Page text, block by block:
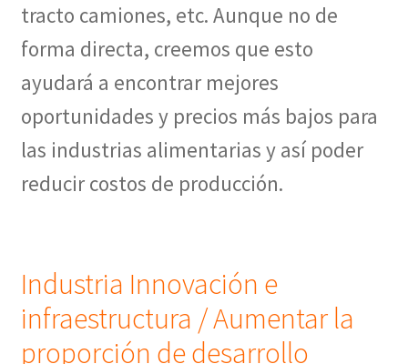
tracto camiones, etc. Aunque no de
forma directa, creemos que esto
ayudará a encontrar mejores
oportunidades y precios más bajos para
las industrias alimentarias y así poder
reducir costos de producción.
Industria Innovación e
infraestructura / Aumentar la
proporción de desarrollo